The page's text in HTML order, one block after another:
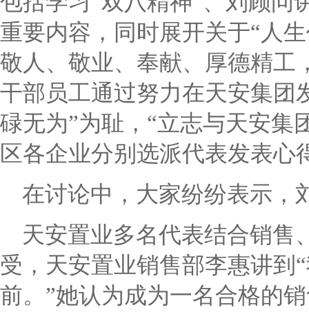
重要内容，同时展开关于“人
敬人、敬业、奉献、厚德精工
干部员工通过努力在天安集团
碌无为”为耻， “立志与天安集
区各企业分别选派代表发表心
在讨论中，大家纷纷表示，
天安置业多名代表结合销售
受，天安置业销售部李惠讲到 “
前。 ”她认为成为一名合格的